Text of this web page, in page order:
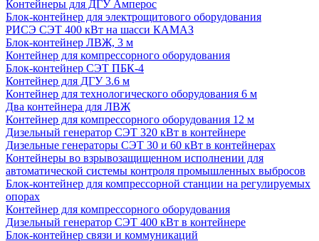
Контейнеры для ДГУ Амперос
Блок-контейнер для электрощитового оборудования
РИСЭ СЭТ 400 кВт на шасси КАМАЗ
Блок-контейнер ЛВЖ, 3 м
Контейнер для компрессорного оборудования
Блок-контейнер СЭТ ПБК-4
Контейнер для ДГУ 3.6 м
Контейнер для технологического оборудования 6 м
Два контейнера для ЛВЖ
Контейнер для компрессорного оборудования 12 м
Дизельный генератор СЭТ 320 кВт в контейнере
Дизельные генераторы СЭТ 30 и 60 кВт в контейнерах
Контейнеры во взрывозащищенном исполнении для
автоматической системы контроля промышленных выбросов
Блок-контейнер для компрессорной станции на регулируемых
опорах
Контейнер для компрессорного оборудования
Дизельный генератор СЭТ 400 кВт в контейнере
Блок-контейнер связи и коммуникаций